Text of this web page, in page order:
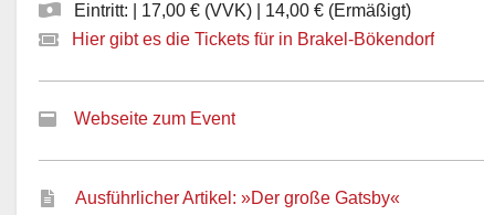
Eintritt: | 17,00 € (VVK) | 14,00 € (Ermäßigt)
Hier gibt es die Tickets für in Brakel-Bökendorf
Webseite zum Event
Ausführlicher Artikel: »Der große Gatsby«